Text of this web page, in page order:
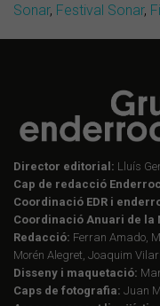
Sonar, Festival Sonar,
Director editorial: Lluís
Cap de redacció
Coordinació EDR i
Coordinació Anuari de la
Redacció: Ferran Amado,
Morén Alegret, Joaquim
Disseny i maquetació:
Caps de fotografia: Juan